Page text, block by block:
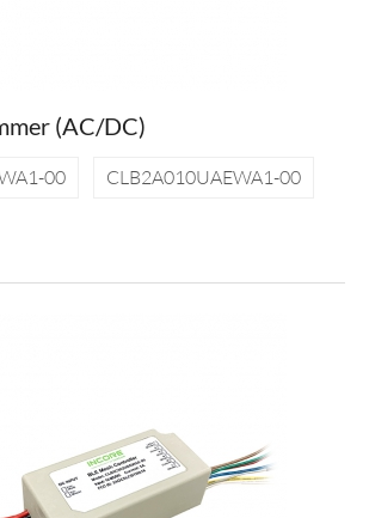
(AC/DC)
00
CLB2A010UAEWA1-00